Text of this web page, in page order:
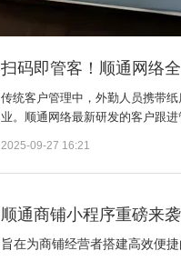
扫码即管客！顺通网络
传统客户管理中，外勤人员携带
业。 顺通网络最新研发的客户跟
2025-09-27 16:21
顺通商铺小程序重磅来
旨在为商铺经营者搭建高效便